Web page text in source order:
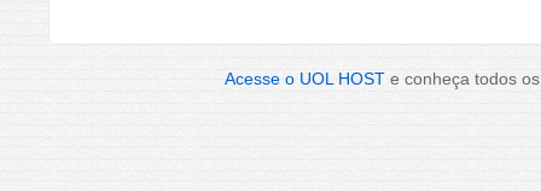
Acesse o UOL HOST e conheça todos